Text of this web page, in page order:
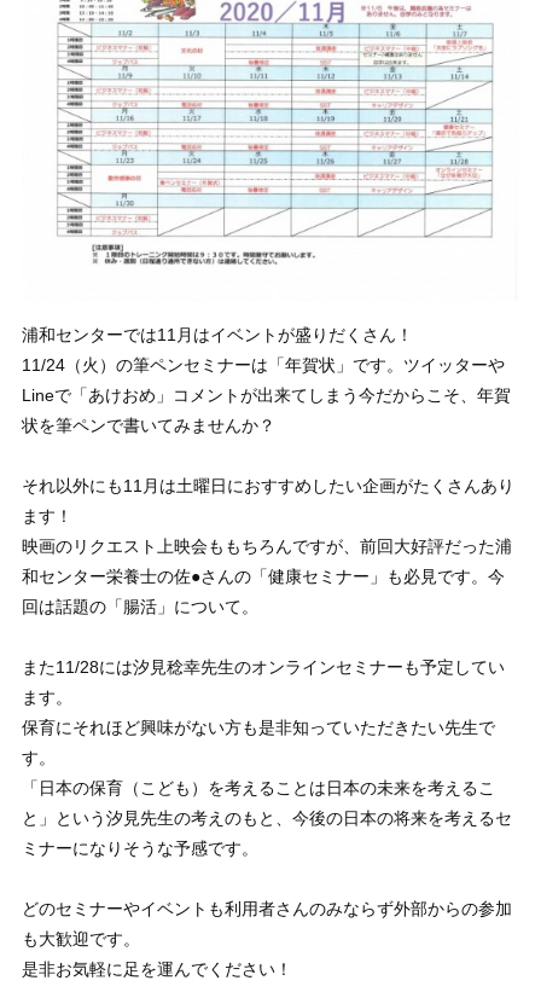
浦和センターでは11月はイベントが盛りだくさん！
11/24（火）の筆ペンセミナーは「年賀状」です。ツイッターや
Lineで「あけおめ」コメントが出来てしまう今だからこそ、年賀
状を筆ペンで書いてみませんか？
それ以外にも11月は土曜日におすすめしたい企画がたくさんあり
ます！
映画のリクエスト上映会ももちろんですが、前回大好評だった浦
和センター栄養士の佐●さんの「健康セミナー」も必見です。今
回は話題の「腸活」について。
また11/28には汐見稔幸先生のオンラインセミナーも予定してい
ます。
保育にそれほど興味がない方も是非知っていただきたい先生で
す。
「日本の保育（こども）を考えることは日本の未来を考えるこ
と」という汐見先生の考えのもと、今後の日本の将来を考えるセ
ミナーになりそうな予感です。
どのセミナーやイベントも利用者さんのみならず外部からの参加
も大歓迎です。
是非お気軽に足を運んでください！